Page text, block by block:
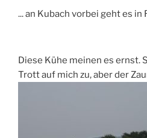
... an Kubach vorbei geht es
Diese Kühe meinen es ernst.
Trott auf mich zu, aber der